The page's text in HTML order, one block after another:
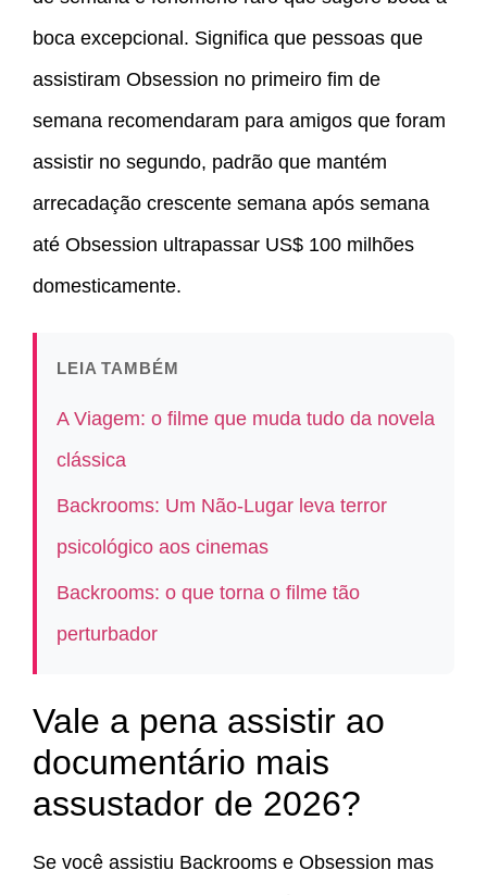
boca excepcional. Significa que pessoas que
assistiram Obsession no primeiro fim de
semana recomendaram para amigos que foram
assistir no segundo, padrão que mantém
arrecadação crescente semana após semana
até Obsession ultrapassar US$ 100 milhões
domesticamente.
LEIA TAMBÉM
A Viagem: o filme que muda tudo da novela
clássica
Backrooms: Um Não-Lugar leva terror
psicológico aos cinemas
Backrooms: o que torna o filme tão
perturbador
Vale a pena assistir ao
documentário mais
assustador de 2026?
Se você assistiu Backrooms e Obsession mas